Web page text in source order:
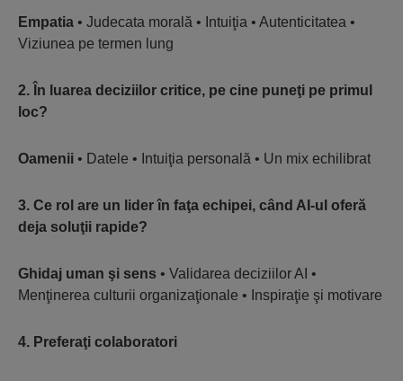
Empatia • Judecata morală • Intuiţia • Autenticitatea •
Viziunea pe termen lung
2. În luarea deciziilor critice, pe cine puneţi pe primul
loc?
Oamenii • Datele • Intuiţia personală • Un mix echilibrat
3. Ce rol are un lider în faţa echipei, când AI-ul oferă
deja soluţii rapide?
Ghidaj uman şi sens • Validarea deciziilor AI •
Menţinerea culturii organizaţionale • Inspiraţie şi motivare
4. Preferaţi colaboratori